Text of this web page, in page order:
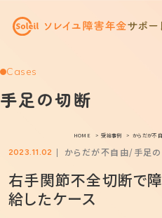
Cases
手足の切断
HOME 受給事例 からだが不
2023.11.02 からだが不自由 手足
右手関節不全切断で
給したケース